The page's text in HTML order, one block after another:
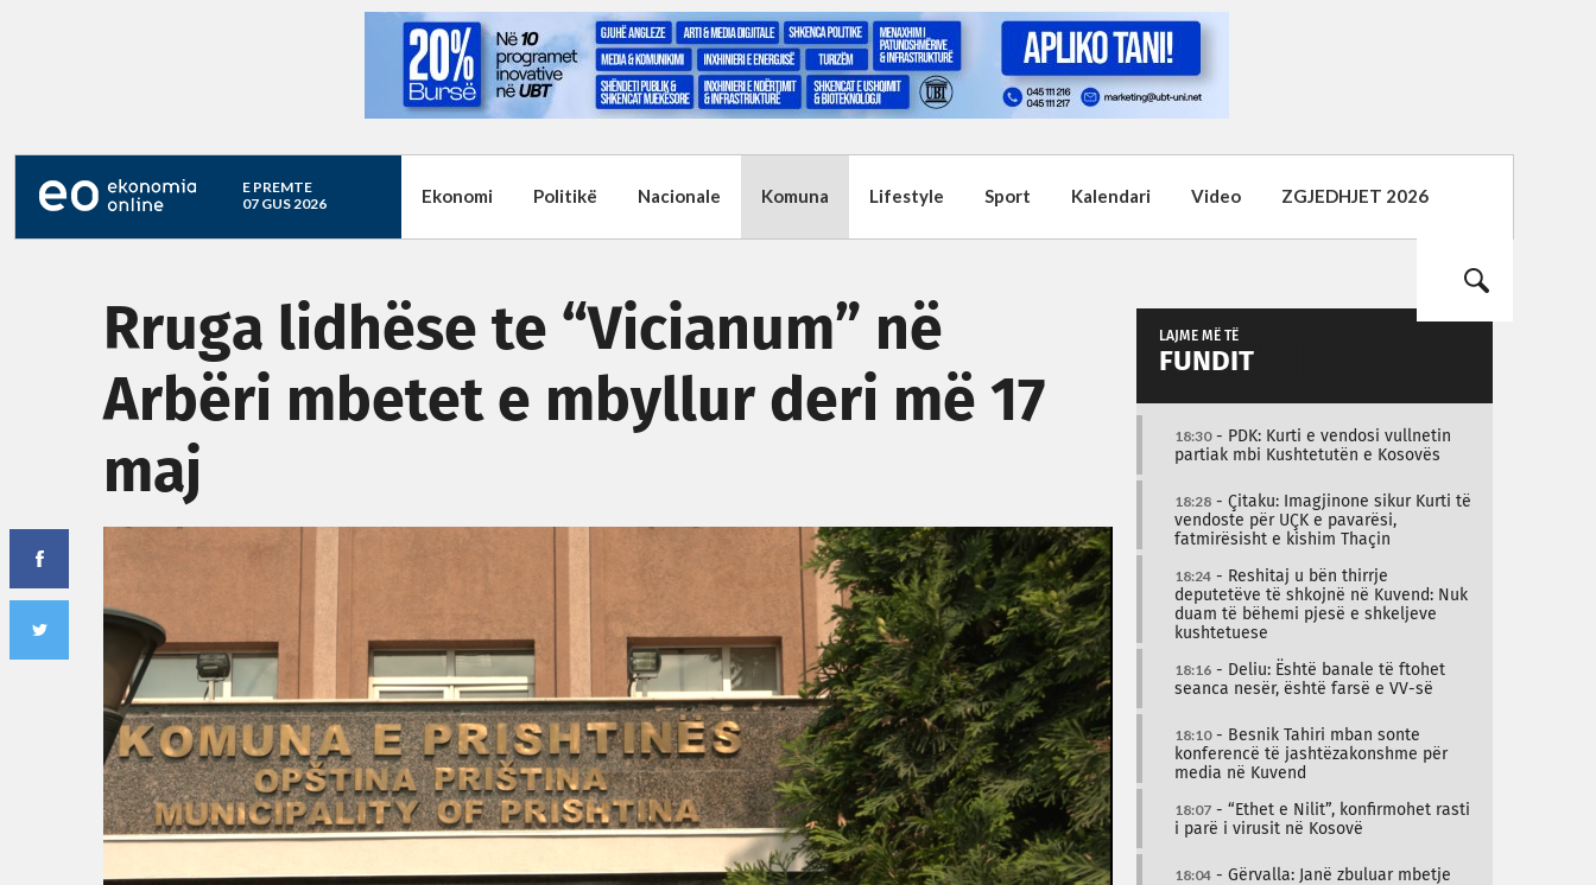
E PREMTE
07 GUS 2026
Ekonomi Politikë Nacionale Komuna Lifestyle Sport Kalendari Video ZGJEDHJET 2026
Rruga lidhëse te “Vicianum” në
Arbëri mbetet e mbyllur deri më 17
maj
LAJME MË TË
FUNDIT
18:30- PDK: Kurti e vendosi vullnetin
partiak mbi Kushtetutën e Kosovës
18:28 - Çitaku: Imagjinone sikur Kurti të
vendoste për UÇK e pavarësi,
fatmirësisht e kishim Thaçin
18:24 - Reshitaj u bën thirrje
deputetëve të shkojnë në Kuvend: Nuk
duam të bëhemi pjesë e shkeljeve
kushtetuese
18:16 - Deliu: Është banale të ftohet
seanca nesër, është farsë e VV-së
18:10- Besnik Tahiri mban sonte
konferencë të jashtëzakonshme për
media në Kuvend
18:07 - “Ethet e Nilit”, konfirmohet rasti
i parë i virusit në Kosovë
18:04 - Gërvalla: Janë zbuluar mbetje